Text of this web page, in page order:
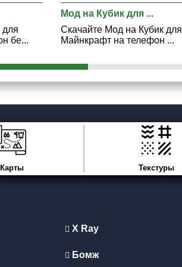
бе...
Мод на Кубик для ...
Скачайте Мод на Кубик для
Майнкрафт на телефон ...
Карты Текстуры
X Ray
Бомж